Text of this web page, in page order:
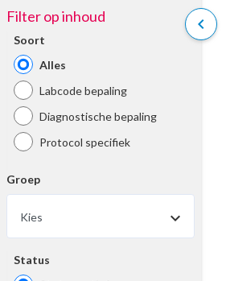
chevron_left
Filter op inhoud
Soort
Alles
Labcode bepaling
Diagnostische bepaling
Protocol specifiek
Groep
Kies
Status